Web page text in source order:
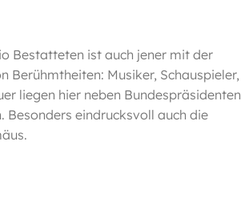
Bestatteten ist auch jener mit der
Berühmtheiten: Musiker, Schauspieler,
liegen hier neben Bundespräsidenten
Besonders eindrucksvoll auch die